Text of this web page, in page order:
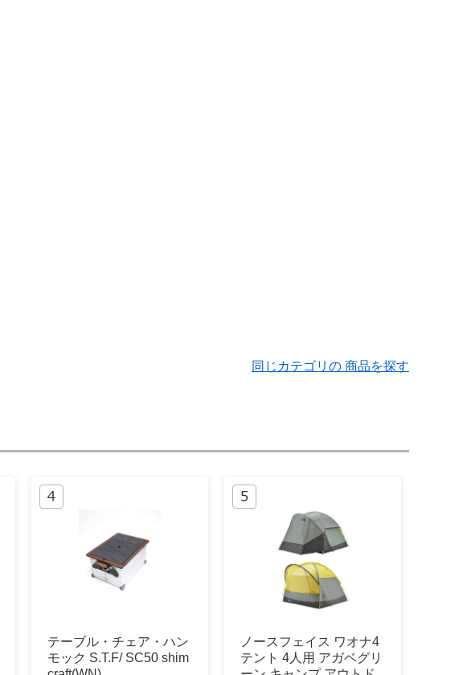
同じカテゴリの 商品を探す
テーブル・チェア・ハン
モック S.T.F/ SC50 shim
ノースフェイス ワオナ4
テント 4人用 アガベグリ